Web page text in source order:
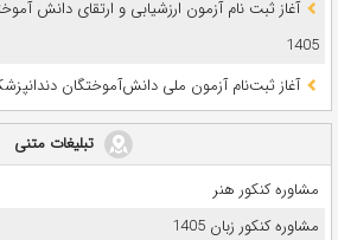
آغاز ثبت نام آزمون‌ ارزشیابی و ارتقای دانش
1405
آغاز ثبت‌نام آزمون ملی دانش‌آموختگان دندانپزشکی
تبلیغات متنی
مشاوره کنکور هنر
مشاوره کنکور زبان 1405